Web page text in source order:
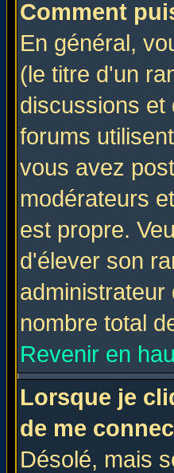
Comment
En général,
(le titre d'un
discussions et
forums
vous avez
modérateurs
est propre.
d'élever son
administrateur
nombre total
Revenir en
Lorsque je
de me
Désolé, mais